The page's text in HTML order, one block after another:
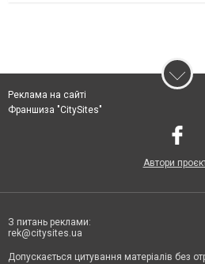
Реклама на сайті
Франшиза "CitySites"
Автори
З питань реклами:
rek@citysites.ua
Допускається цитування матеріалів без